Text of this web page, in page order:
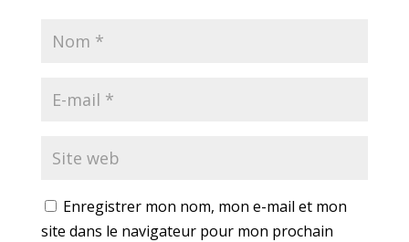
Enregistrer mon nom, mon e-mail et mon
site dans le navigateur pour mon prochain